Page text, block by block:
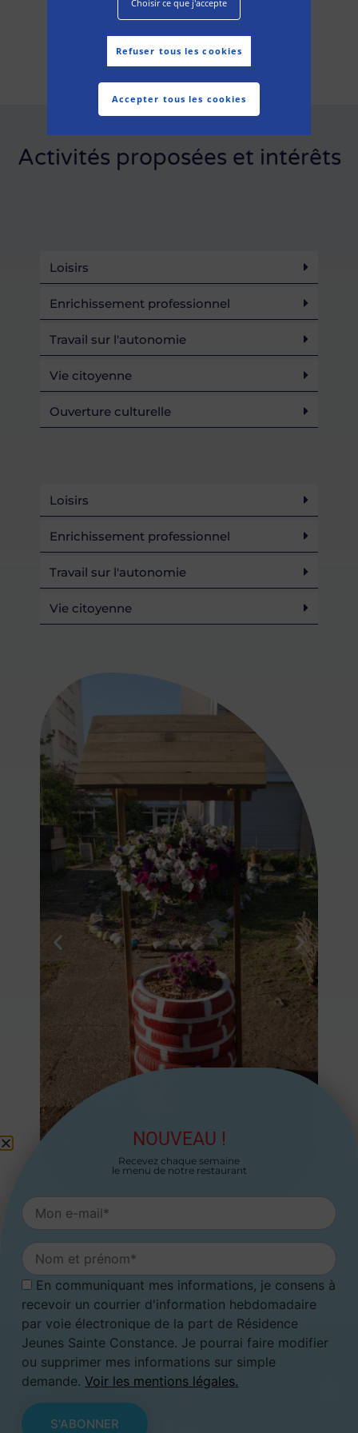
Choisir ce que j'accepte
Refuser tous les cookies
Accepter tous les cookies
Page Facebook
Activités proposées et intérêts
Loisirs
Enrichissement professionnel
Travail sur l'autonomie
Vie citoyenne
Ouverture culturelle
Loisirs
Enrichissement professionnel
Travail sur l'autonomie
Vie citoyenne
© Résidence Jeunes Sainte Constance - Tous droits réservés -
Made with
NOUVEAU !
Recevez chaque semaine
le menu de notre restaurant
En communiquant mes informations, je consens à
recevoir un courrier d'information hebdomadaire
par voie électronique de la part de Résidence
Jeunes Sainte Constance. Je pourrai faire modifier
ou supprimer mes informations sur simple
demande. Voir les mentions légales.